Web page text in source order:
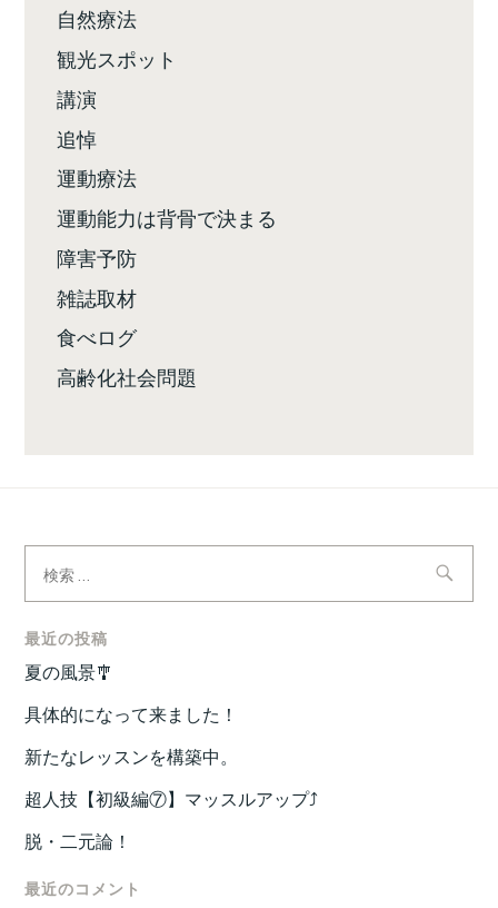
自然療法
観光スポット
講演
追悼
運動療法
運動能力は背骨で決まる
障害予防
雑誌取材
食べログ
高齢化社会問題
索:
最近の投稿
夏の風景🎐
具体的になって来ました！
新たなレッスンを構築中。
超人技【初級編⑦】マッスルアップ⤴️
脱・二元論！
最近のコメント